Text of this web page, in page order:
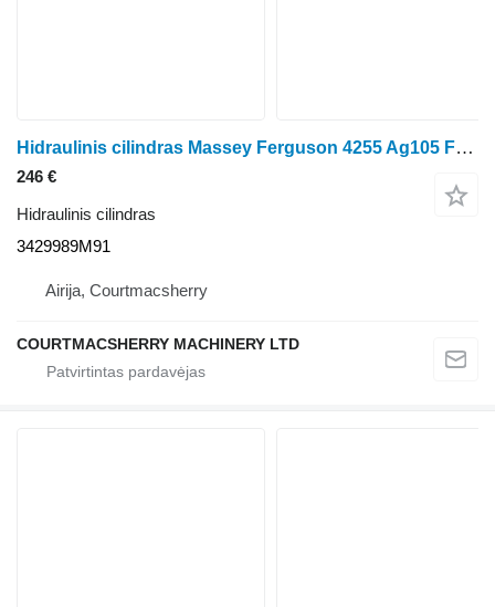
Hidraulinis cilindras Massey Ferguson 4255 Ag105 Front Axle Steering Cylinder 3429989m91 3429989M91 ratinio traktoriaus
246 €
Hidraulinis cilindras
3429989M91
Airija, Courtmacsherry
COURTMACSHERRY MACHINERY LTD